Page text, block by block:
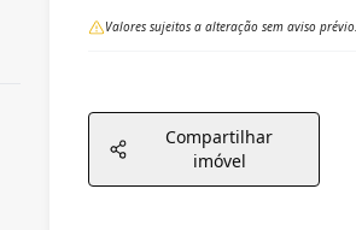
Valores sujeitos a alteração sem aviso prévio.
Compartilhar
imóvel